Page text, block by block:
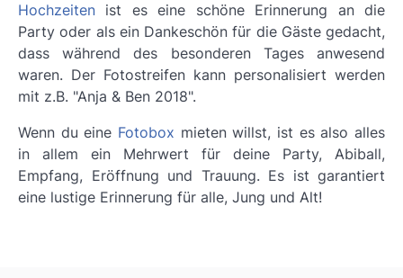
Hochzeiten ist es eine schöne Erinnerung an die
Party oder als ein Dankeschön für die Gäste gedacht,
dass während des besonderen Tages anwesend
waren. Der Fotostreifen kann personalisiert werden
mit z.B. "Anja & Ben 2018".
Wenn du eine Fotobox mieten willst, ist es also alles
in allem ein Mehrwert für deine Party, Abiball,
Empfang, Eröffnung und Trauung. Es ist garantiert
eine lustige Erinnerung für alle, Jung und Alt!